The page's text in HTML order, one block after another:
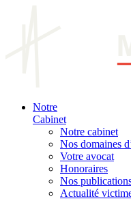
Notre
Cabinet
Notre cabinet
Nos domaines
Votre avocat
Honoraires
Nos
Actualité